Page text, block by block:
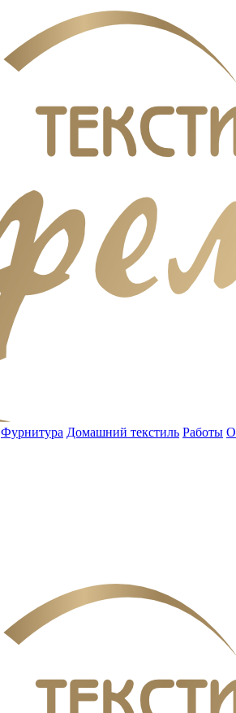
Фурнитура Домашний текстиль Работы